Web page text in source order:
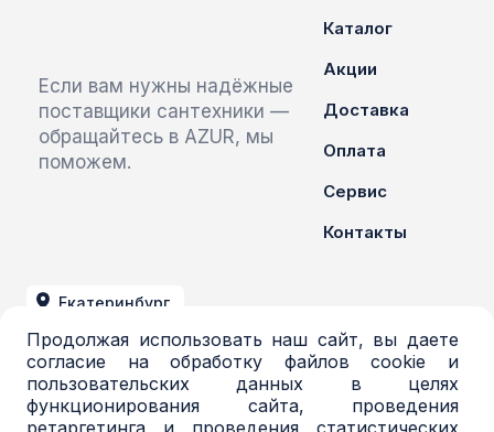
Продолжая использовать наш сайт, вы даете
согласие на обработку файлов cookie и
пользовательских данных в целях
функционирования сайта, проведения
ретаргетинга и проведения статистических
Если вам нужны надёжные
поставщики сантехники —
обращайтесь в AZUR, мы
поможем.
Каталог
Акции
Доставка
Оплата
Сервис
Контакты
Екатеринбург
+7 (343) 379-03-71
azur@azur-opt.ru